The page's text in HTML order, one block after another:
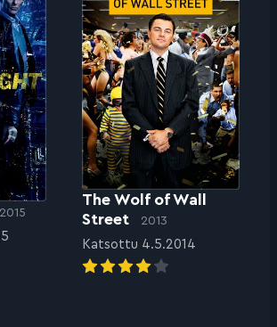
2015
The Wolf of Wall
Street
2013
Katsottu 4.5.2014